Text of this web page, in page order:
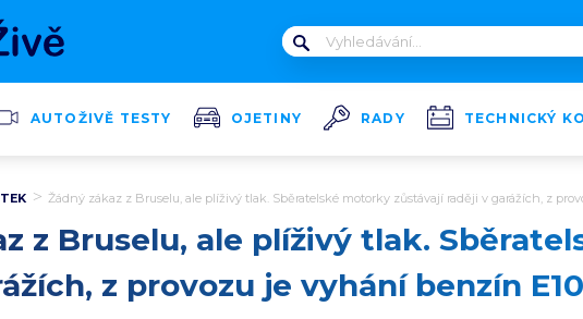
AUTOŽIVĚ TESTY OJETINY RADY TECHNICKÝ
Žádný zákaz z Bruselu, ale plíživý tlak. Sběratelské motorky zůstávají raději v garážích, z
z Bruselu, ale plíživý tlak.
z provozu je vyhání benzín E10